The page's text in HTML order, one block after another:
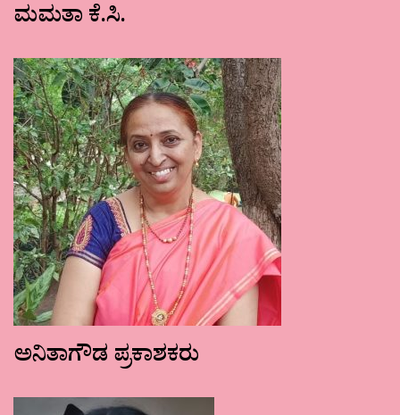
ಮಮತಾ ಕೆ.ಸಿ.
ಅನಿತಾಗೌಡ ಪ್ರಕಾಶಕರು